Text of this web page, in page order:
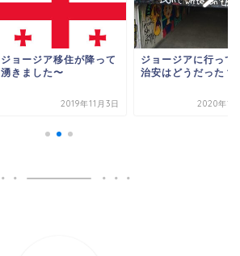
ジョージア移住が降って
湧きました〜
2019年11月3日
ジョージアに行って
治安はどうだった？
2020年1